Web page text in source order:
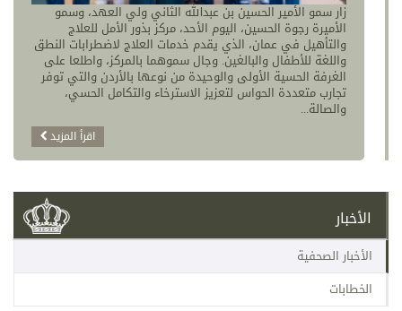
زار سمو الأمير الحسين بن عبدالله الثاني ولي العهد، وسمو
الأميرة رجوة الحسين، اليوم الأحد، مركز بذور الأمل للعلاج
والتأهيل في عمان، الذي يقدم خدمات العلاج لاضطرابات النطق
واللغة للأطفال والبالغين. وجال سموهما بالمركز، واطلعا على
الغرفة الحسية الأولى والوحيدة من نوعها بالأردن والتي توفر
تجارب متعددة الحواس لتعزيز الاسترخاء والتكامل الحسي،
والصالة...
اقرأ المزيد
الأخبار
الأخبار الصحفية
الخطابات